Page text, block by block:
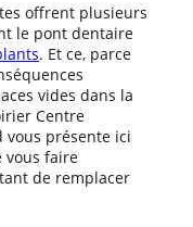
offrent plusieurs
le pont dentaire
. Et ce, parce
vides dans la
Centre
vous présente ici
vous faire
de remplacer